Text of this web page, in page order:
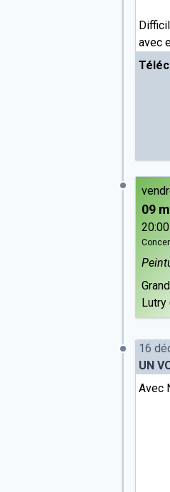
avec
09
20:00
Lutry
16
UN
Avec
Nicolas